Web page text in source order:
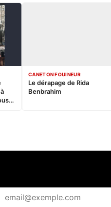
CANETON FOUINEUR
Le dérapage de Rida
Benbrahim